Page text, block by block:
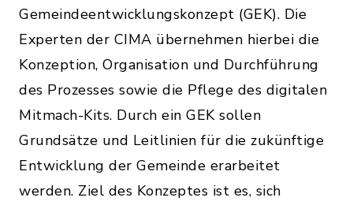
Gemeindeentwicklungskonzept (GEK). Die
Experten der CIMA übernehmen hierbei die
Konzeption, Organisation und Durchführung
des Prozesses sowie die Pflege des digitalen
Mitmach-Kits. Durch ein GEK sollen
Grundsätze und Leitlinien für die zukünftige
Entwicklung der Gemeinde erarbeitet
werden. Ziel des Konzeptes ist es, sich